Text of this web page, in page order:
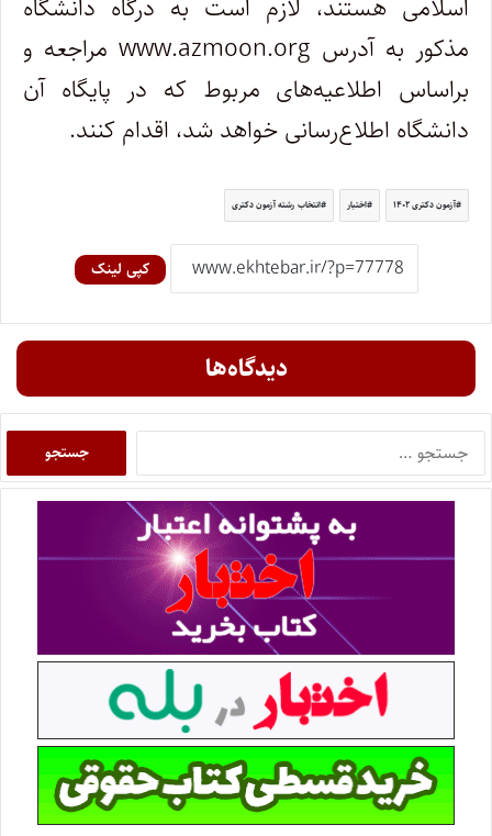
اسلامی هستند، لازم است به درگاه دانشگاه
مذکور به آدرس www.azmoon.org مراجعه و
براساس اطلاعیه‌های مربوط که در پایگاه آن
دانشگاه اطلاع‌رسانی خواهد شد، اقدام کنند.
آزمون دکتری ۱۴۰۲ اختبار انتخاب رشته آزمون دکتری
کپی لینک
دیدگاه‌ها